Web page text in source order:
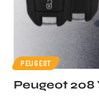
PEUGEOT
Peugeot 208